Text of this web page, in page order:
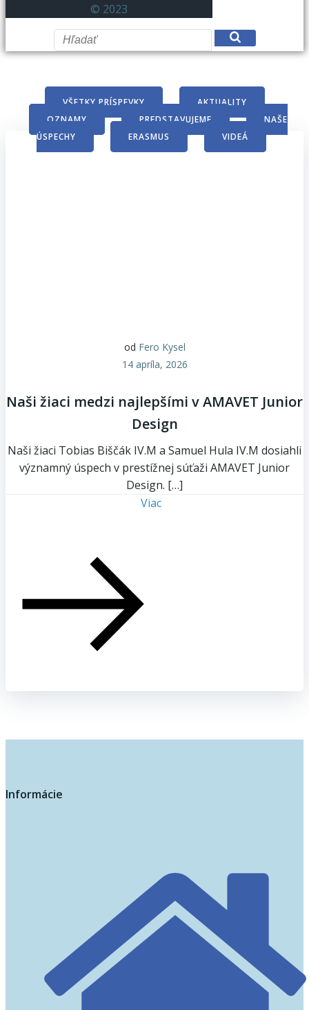
© 2023
VŠETKY PRÍSPEVKY
AKTUALITY
OZNAMY
PREDSTAVUJEME
NAŠE
ÚSPECHY
ERASMUS VIDEÁ
od Fero Kysel
14 apríla, 2026
Naši žiaci medzi najlepšími v AMAVET Junior
Design
Naši žiaci Tobias Biščák IV.M a Samuel Hula IV.M dosiahli
významný úspech v prestížnej súťaži AMAVET Junior
Design. […]
Viac
Informácie